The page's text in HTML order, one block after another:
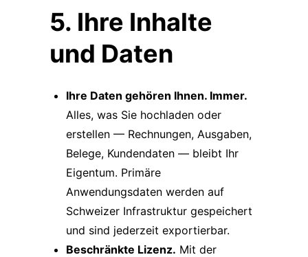
5. Ihre Inhalte
und Daten
Ihre Daten gehören Ihnen. Immer.
Alles, was Sie hochladen oder
erstellen — Rechnungen, Ausgaben,
Belege, Kundendaten — bleibt Ihr
Eigentum. Primäre
Anwendungsdaten werden auf
Schweizer Infrastruktur gespeichert
und sind jederzeit exportierbar.
Beschränkte Lizenz. Mit der